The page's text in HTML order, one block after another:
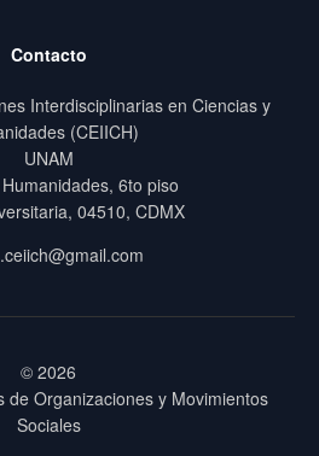
Contacto
Interdisciplinarias en Ciencias y
(CEIICH)
UNAM
6to piso
04510, CDMX
© 2026
de Organizaciones y Movimientos
Sociales